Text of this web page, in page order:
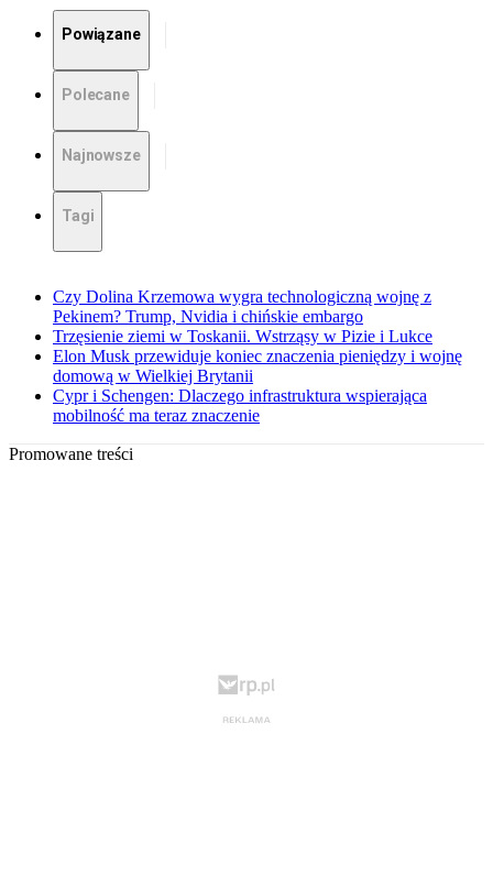
Powiązane
Polecane
Najnowsze
Tagi
Czy Dolina Krzemowa wygra technologiczną wojnę z
Pekinem? Trump, Nvidia i chińskie embargo
Trzęsienie ziemi w Toskanii. Wstrząsy w Pizie i Lukce
Elon Musk przewiduje koniec znaczenia pieniędzy i wojnę
domową w Wielkiej Brytanii
Cypr i Schengen: Dlaczego infrastruktura wspierająca
mobilność ma teraz znaczenie
Promowane treści